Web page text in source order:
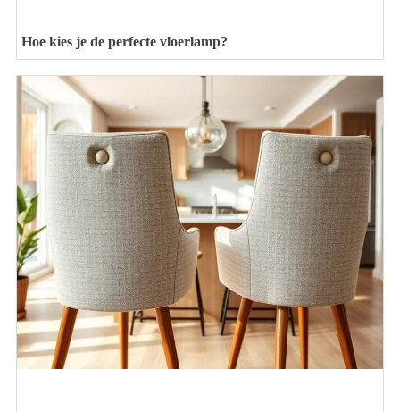
Hoe kies je de perfecte vloerlamp?